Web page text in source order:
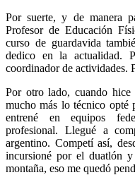
Por suerte, y de manera
Profesor de Educación
curso de guardavida
dedico en la actualidad.
coordinador de actividades.
Por otro lado, cuando
mucho más lo técnico opté
entrené en equipos
profesional. Llegué a
argentino. Competí así,
incursioné por el duatlón
montaña, eso me quedó